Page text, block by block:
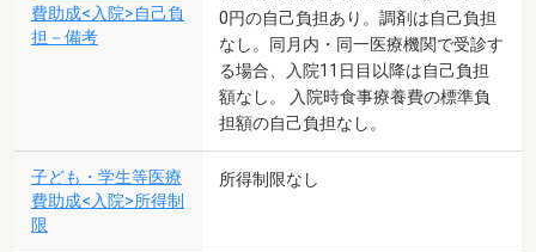
費助成<入院>自己負
担－備考
0円の自己負担あり。調剤は自己負担
なし。同月内・同一医療機関で受診す
る場合、入院11日目以降は自己負担
額なし。 入院時食事療養費の標準負
担額の自己負担なし。
子ども・学生等医療
費助成<入院>所得制
限
所得制限なし